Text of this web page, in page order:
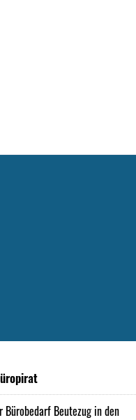
Bürobedarf Beutezug in den